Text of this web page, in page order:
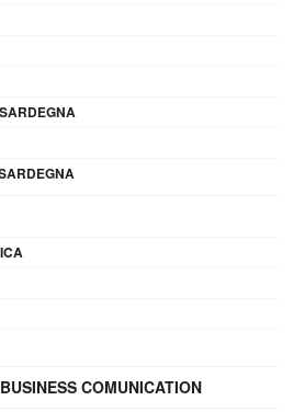
COMUNICATION